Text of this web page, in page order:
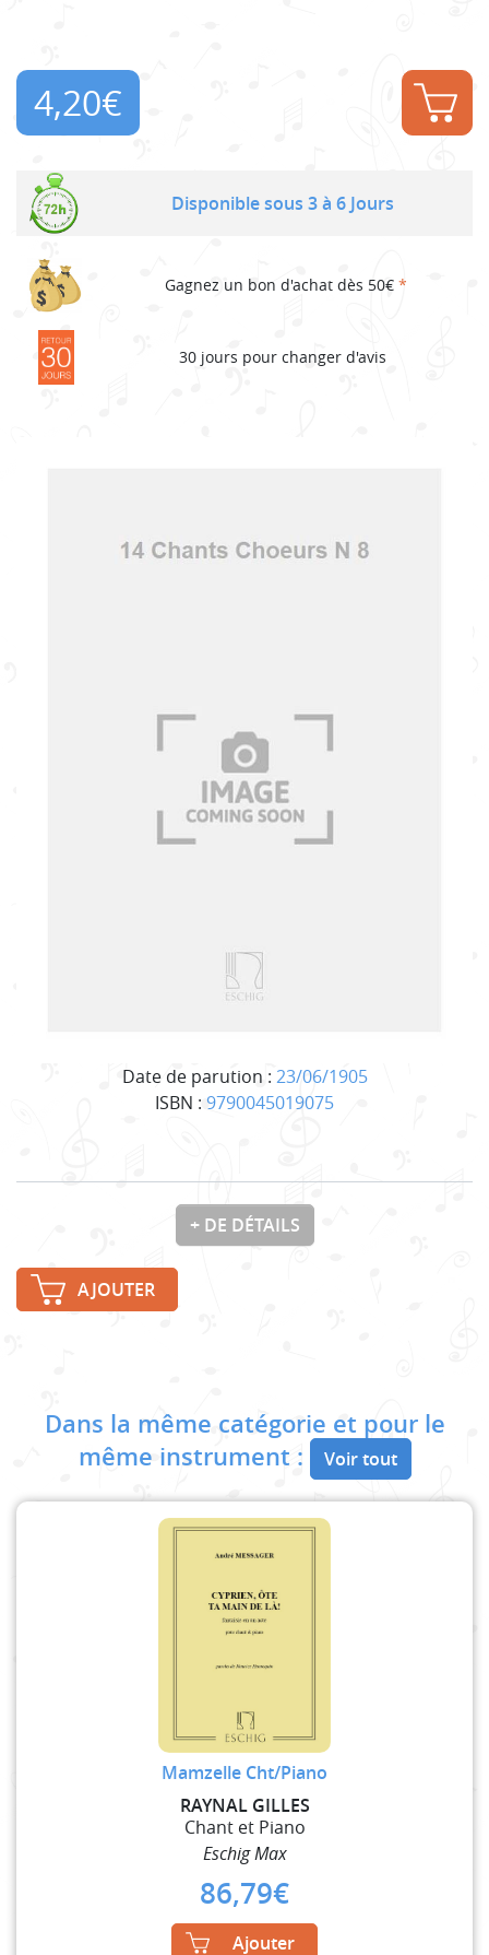
Date de parution : 23/06/1905
ISBN : 9790045019075
4,20€
Disponible sous 3 à 6 Jours
Gagnez un bon d'achat dès 50€ *
30 jours pour changer d'avis
+ DE DÉTAILS
AJOUTER
Dans la même catégorie et pour le
même instrument :
Voir tout
Mamzelle Cht/Piano
RAYNAL GILLES
Chant et Piano
Eschig Max
86,79€
Ajouter